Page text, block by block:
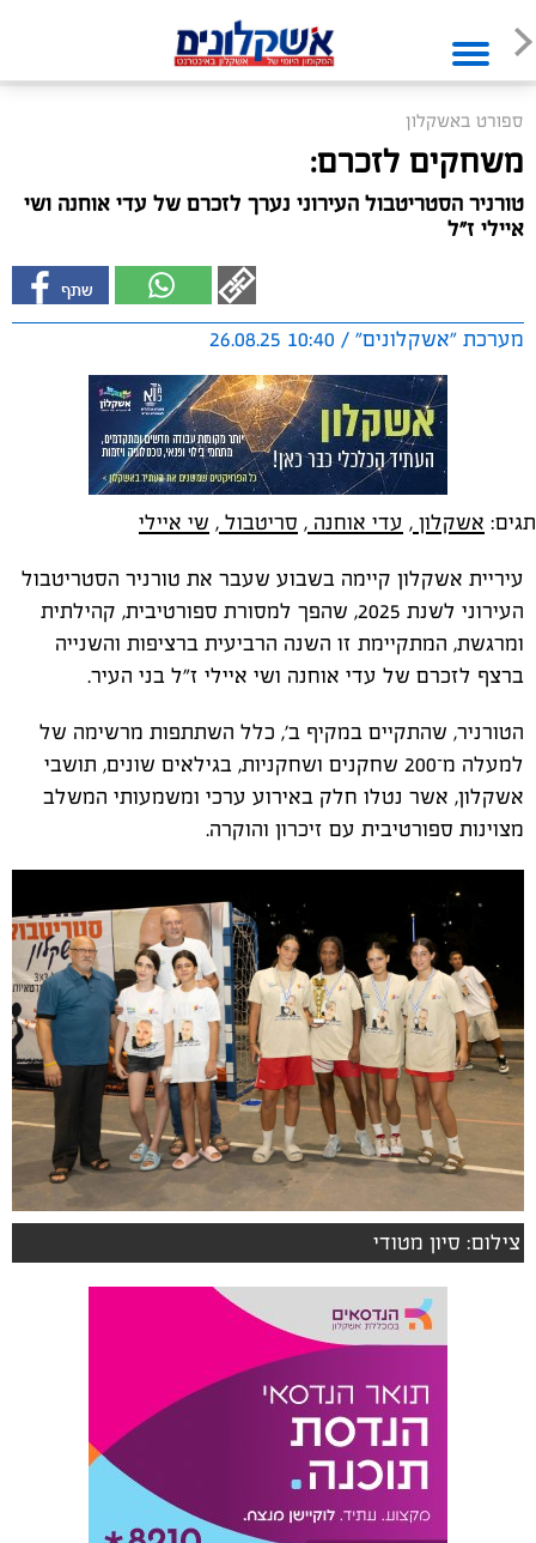
ספורט באשקלון
משחקים לזכרם:
טורניר הסטריטבול העירוני נערך לזכרם של עדי אוחנה ושי
איילי ז"ל
מערכת "אשקלונים" / 10:40 26.08.25
תגים: אשקלון , עדי אוחנה , סריטבול , שי איילי
עיריית אשקלון קיימה בשבוע שעבר את טורניר הסטריטבול
העירוני לשנת 2025, שהפך למסורת ספורטיבית, קהילתית
ומרגשת, המתקיימת זו השנה הרביעית ברציפות והשנייה
ברצף לזכרם של עדי אוחנה ושי איילי ז"ל בני העיר.
הטורניר, שהתקיים במקיף ב', כלל השתתפות מרשימה של
למעלה מ־200 שחקנים ושחקניות, בגילאים שונים, תושבי
אשקלון, אשר נטלו חלק באירוע ערכי ומשמעותי המשלב
מצוינות ספורטיבית עם זיכרון והוקרה.
צילום: סיון מטודי